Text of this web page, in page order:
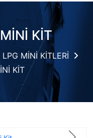
KİT
LPG MİNİ KİTLERİ
KİT